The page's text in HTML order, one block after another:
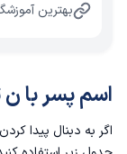
بهترین
اسم پسر با ن
اگر به دبنال پیدا